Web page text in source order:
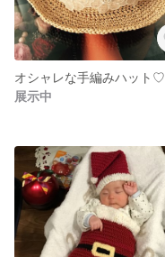
オシャレな手編みハット♡
展示中